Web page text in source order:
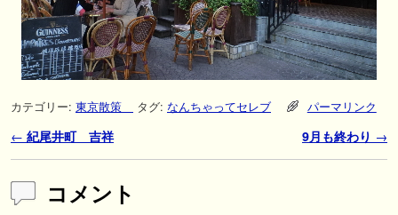
カテゴリー: 東京散策 タグ: なんちゃってセレブ パーマリンク
投稿ナビゲーション
← 紀尾井町 吉祥 9月も終わり →
コメント